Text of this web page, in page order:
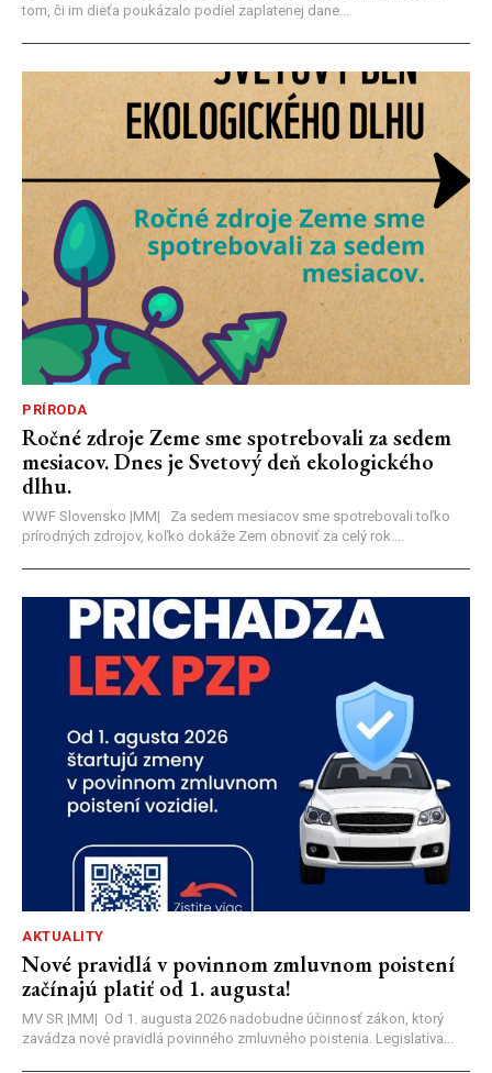
tom, či im dieťa poukázalo podiel zaplatenej dane...
PRÍRODA
Ročné zdroje Zeme sme spotrebovali za sedem
mesiacov. Dnes je Svetový deň ekologického
dlhu.
WWF Slovensko |MM| Za sedem mesiacov sme spotrebovali toľko
prírodných zdrojov, koľko dokáže Zem obnoviť za celý rok....
AKTUALITY
Nové pravidlá v povinnom zmluvnom poistení
začínajú platiť od 1. augusta!
MV SR |MM| Od 1. augusta 2026 nadobudne účinnosť zákon, ktorý
zavádza nové pravidlá povinného zmluvného poistenia. Legislatíva...